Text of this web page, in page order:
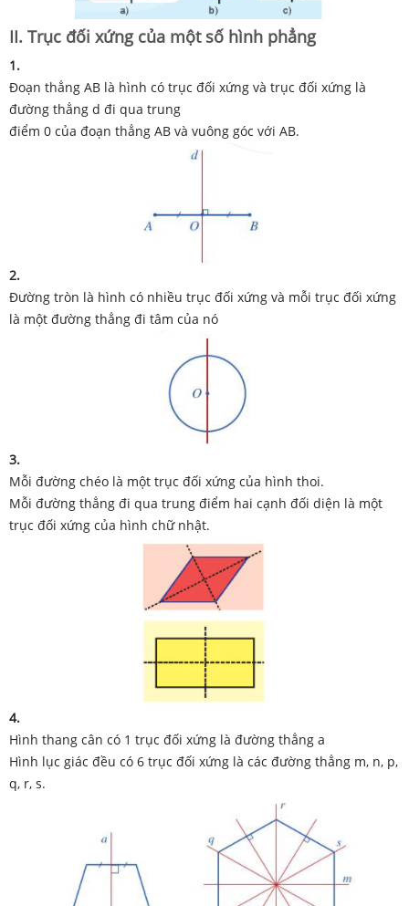
II. Trục đối xứng của một số hình phẳng
1.
Đoạn thẳng AB là hình có trục đối xứng và trục đối xứng là
đường thẳng d đi qua trung
điểm 0 của đoạn thẳng AB và vuông góc với AB.
2.
Đường tròn là hình có nhiều trục đối xứng và mỗi trục đối xứng
là một đường thẳng đi tâm của nó
3.
Mỗi đường chéo là một trục đối xứng của hình thoi.
Mỗi đường thẳng đi qua trung điểm hai cạnh đối diện là một
trục đối xứng của hình chữ nhật.
4.
Hình thang cân có 1 trục đối xứng là đường thẳng a
Hình lục giác đều có 6 trục đối xứng là các đường thẳng m, n, p,
q, r, s.